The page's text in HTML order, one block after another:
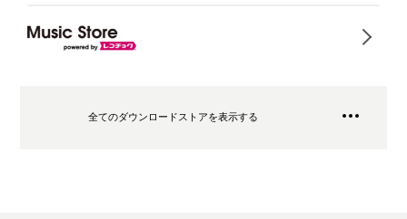
全てのダウンロードストアを表示する